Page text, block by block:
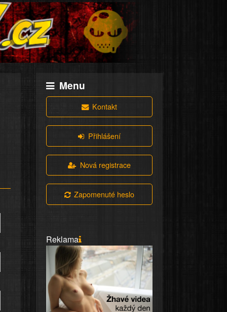
Menu
Kontakt
Přihlášení
Nová registrace
Zapomenuté heslo
Reklama